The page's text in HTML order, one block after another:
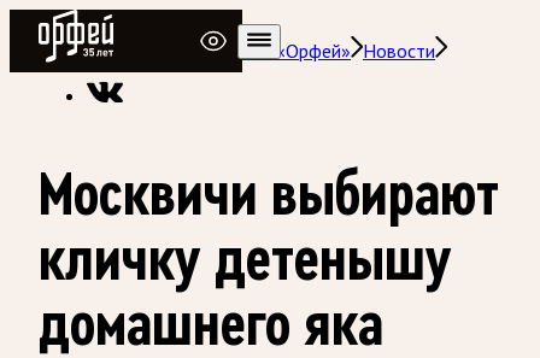
Радио Орфей
Радио классической музыки «Орфей» Новости
Москвичи выбирают
кличку детенышу
домашнего яка